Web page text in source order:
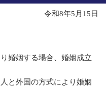
令和8年5月15日
婚姻する場合、婚姻成立
と外国の方式により婚姻